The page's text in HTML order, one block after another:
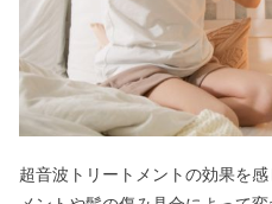
超音波トリートメントの効果を